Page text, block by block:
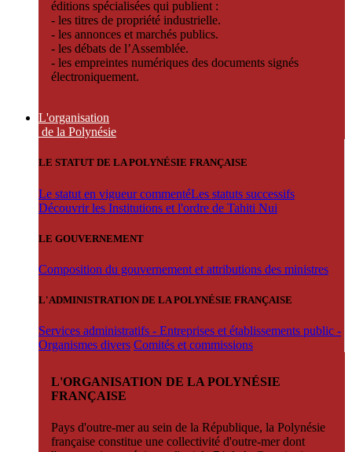
éditions spécialisées qui publient :
- les titres de propriété industrielle.
- les annonces et marchés publics.
- les débats de l’Assemblée.
- les empreintes numériques des documents signés
électroniquement.
L'organisation
de la Polynésie
LE STATUT DE LA POLYNÉSIE FRANÇAISE
Le statut en vigueur commentéLes statuts successifs
Découvrir les Institutions et l'ordre de Tahiti Nui
LE GOUVERNEMENT
Composition du gouvernement et attributions des ministres
L'ADMINISTRATION DE LA POLYNÉSIE FRANÇAISE
Services administratifs - Entreprises et établissements public -
Organismes divers Comités et commissions
L'ORGANISATION DE LA POLYNÉSIE
FRANÇAISE
Pays d'outre-mer au sein de la République, la Polynésie
française constitue une collectivité d'outre-mer dont